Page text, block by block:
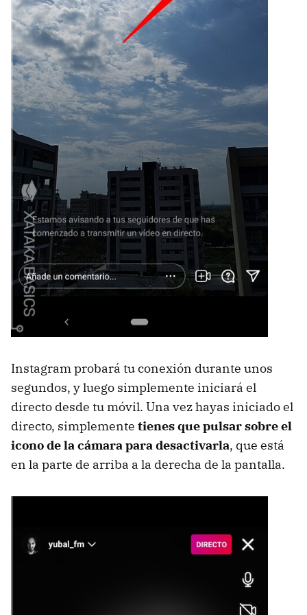
Instagram probará tu conexión durante unos
segundos, y luego simplemente iniciará el
directo desde tu móvil. Una vez hayas iniciado el
directo, simplemente tienes que pulsar sobre el
icono de la cámara para desactivarla, que está
en la parte de arriba a la derecha de la pantalla.